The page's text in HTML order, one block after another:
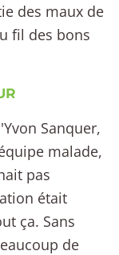
des maux de
fil des bons
Sanquer,
malade,
pas
était
ça. Sans
de